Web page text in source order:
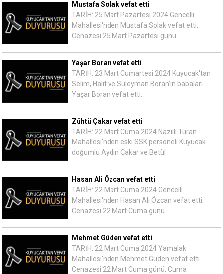
Mustafa Solak vefat etti
TARİH: 25 Mart Pazartesi 2024 Gencelli
Mahallesi'nden Mustafa Solak vefat etti.
Cenazesi 25 Mart Pazartesi günü
Yaşar Boran vefat etti
TARİH: 23 Mart Cumartesi 2024 Kuyucak'tan
Selim, Halit ve Süleyman Boran'ın babaları
Yaşar Boran vefat etti.
Zühtü Çakar vefat etti
TARİH: 22 Mart Cuma 2024 Nazilli Turan
Mahallesi'nden eski SSK personeli Kuyucak
doğumlu Aydın Çakar ve Betül
Hasan Ali Özcan vefat etti
TARİH: 22 Mart Cuma 2024 Gencelli
Mahallesi'nden Hasan Ali Özcan vefat etti.
Cenazesi 22 Mart Cuma günü
Mehmet Güden vefat etti
TARİH: 22 Mart Cuma 2024 Yamalak
Mahallesi'nden Mehmet Güden vefat etti.
Cenazesi 22 Mart Cuma günü, Cuma